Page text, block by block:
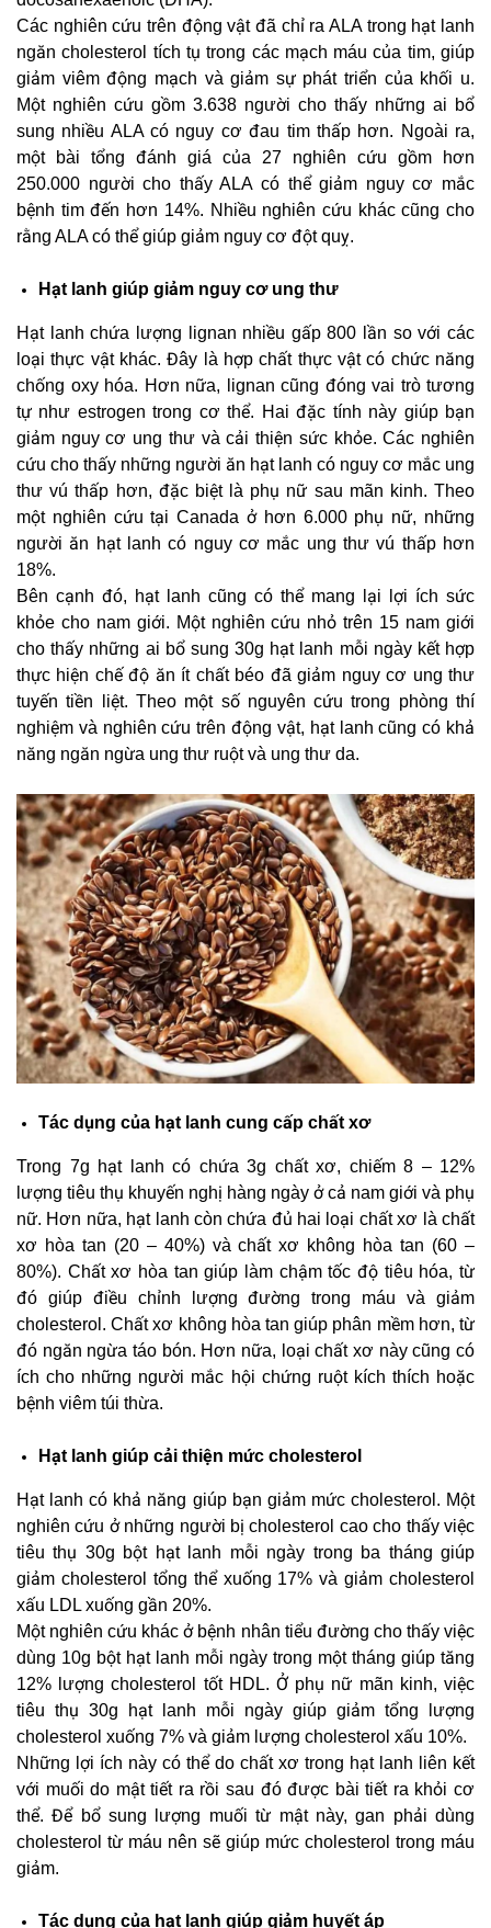
Các nghiên cứu trên động vật đã chỉ ra ALA trong hạt lanh
ngăn cholesterol tích tụ trong các mạch máu của tim, giúp
giảm viêm động mạch và giảm sự phát triển của khối u.
Một nghiên cứu gồm 3.638 người cho thấy những ai bổ
sung nhiều ALA có nguy cơ đau tim thấp hơn. Ngoài ra,
một bài tổng đánh giá của 27 nghiên cứu gồm hơn
250.000 người cho thấy ALA có thể giảm nguy cơ mắc
bệnh tim đến hơn 14%. Nhiều nghiên cứu khác cũng cho
rằng ALA có thể giúp giảm nguy cơ đột quỵ.
Hạt lanh giúp giảm nguy cơ ung thư
Hạt lanh chứa lượng lignan nhiều gấp 800 lần so với các
loại thực vật khác. Đây là hợp chất thực vật có chức năng
chống oxy hóa. Hơn nữa, lignan cũng đóng vai trò tương
tự như estrogen trong cơ thể. Hai đặc tính này giúp bạn
giảm nguy cơ ung thư và cải thiện sức khỏe. Các nghiên
cứu cho thấy những người ăn hạt lanh có nguy cơ mắc ung
thư vú thấp hơn, đặc biệt là phụ nữ sau mãn kinh. Theo
một nghiên cứu tại Canada ở hơn 6.000 phụ nữ, những
người ăn hạt lanh có nguy cơ mắc ung thư vú thấp hơn
18%.
Bên cạnh đó, hạt lanh cũng có thể mang lại lợi ích sức
khỏe cho nam giới. Một nghiên cứu nhỏ trên 15 nam giới
cho thấy những ai bổ sung 30g hạt lanh mỗi ngày kết hợp
thực hiện chế độ ăn ít chất béo đã giảm nguy cơ ung thư
tuyến tiền liệt. Theo một số nguyên cứu trong phòng thí
nghiệm và nghiên cứu trên động vật, hạt lanh cũng có khả
năng ngăn ngừa ung thư ruột và ung thư da.
Tác dụng của hạt lanh cung cấp chất xơ
Trong 7g hạt lanh có chứa 3g chất xơ, chiếm 8 – 12%
lượng tiêu thụ khuyến nghị hàng ngày ở cả nam giới và phụ
nữ. Hơn nữa, hạt lanh còn chứa đủ hai loại chất xơ là chất
xơ hòa tan (20 – 40%) và chất xơ không hòa tan (60 –
80%). Chất xơ hòa tan giúp làm chậm tốc độ tiêu hóa, từ
đó giúp điều chỉnh lượng đường trong máu và giảm
cholesterol. Chất xơ không hòa tan giúp phân mềm hơn, từ
đó ngăn ngừa táo bón. Hơn nữa, loại chất xơ này cũng có
ích cho những người mắc hội chứng ruột kích thích hoặc
bệnh viêm túi thừa.
Hạt lanh giúp cải thiện mức cholesterol
Hạt lanh có khả năng giúp bạn giảm mức cholesterol. Một
nghiên cứu ở những người bị cholesterol cao cho thấy việc
tiêu thụ 30g bột hạt lanh mỗi ngày trong ba tháng giúp
giảm cholesterol tổng thể xuống 17% và giảm cholesterol
xấu LDL xuống gần 20%.
Một nghiên cứu khác ở bệnh nhân tiểu đường cho thấy việc
dùng 10g bột hạt lanh mỗi ngày trong một tháng giúp tăng
12% lượng cholesterol tốt HDL. Ở phụ nữ mãn kinh, việc
tiêu thụ 30g hạt lanh mỗi ngày giúp giảm tổng lượng
cholesterol xuống 7% và giảm lượng cholesterol xấu 10%.
Những lợi ích này có thể do chất xơ trong hạt lanh liên kết
với muối do mật tiết ra rồi sau đó được bài tiết ra khỏi cơ
thể. Để bổ sung lượng muối từ mật này, gan phải dùng
cholesterol từ máu nên sẽ giúp mức cholesterol trong máu
giảm.
Tác dụng của hạt lanh giúp giảm huyết áp